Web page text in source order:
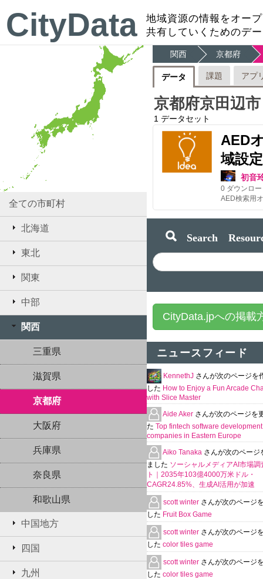
CityData
地域資源の情報をオー
共有していくためのデ
全ての市町村
北海道
東北
関東
中部
関西
三重県
滋賀県
京都府
大阪府
兵庫県
奈良県
和歌山県
中国地方
四国
九州
関西 京都府
データ 課題 アプ
京都府京田辺市
1 データセット
AED
域設
初音
0 ダウンロ
Search
CityData.jpへの掲載
ニュースフィード
KennethJ さんが次のページを
した How to Enjoy a Fun Arcade
with Slice Master
Aide Aker さんが次のページを
た Top fintech software development
companies in Eastern Europe
Aiko Tanaka さんが次のページ
ました ソーシャルメディアAI市場調
ト｜2035年103億4000万米ドル・
CAGR24.85%、生成AI活用が加速
scott winter さんが次のページ
した Fruit Box Game
scott winter さんが次のページ
した color tiles game
scott winter さんが次のページ
した color tiles game